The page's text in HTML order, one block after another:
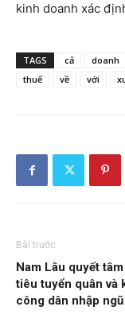
kinh doanh xác
TAGS cả doanh
thuế
về với
Bài trước
Nam Lâu quyết
tiêu tuyển quân và
công dân nhập ngũ